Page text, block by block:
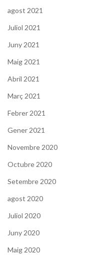
agost 2021
Juliol 2021
Juny 2021
Maig 2021
Abril 2021
Març 2021
Febrer 2021
Gener 2021
Novembre 2020
Octubre 2020
Setembre 2020
agost 2020
Juliol 2020
Juny 2020
Maig 2020